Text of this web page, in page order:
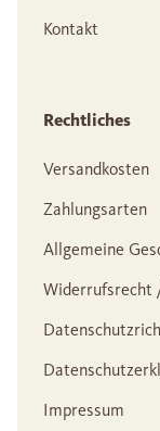
Kontakt
Rechtliches
Versandkosten
Zahlungsarten
Allgemeine
Widerrufsrecht
Impressum